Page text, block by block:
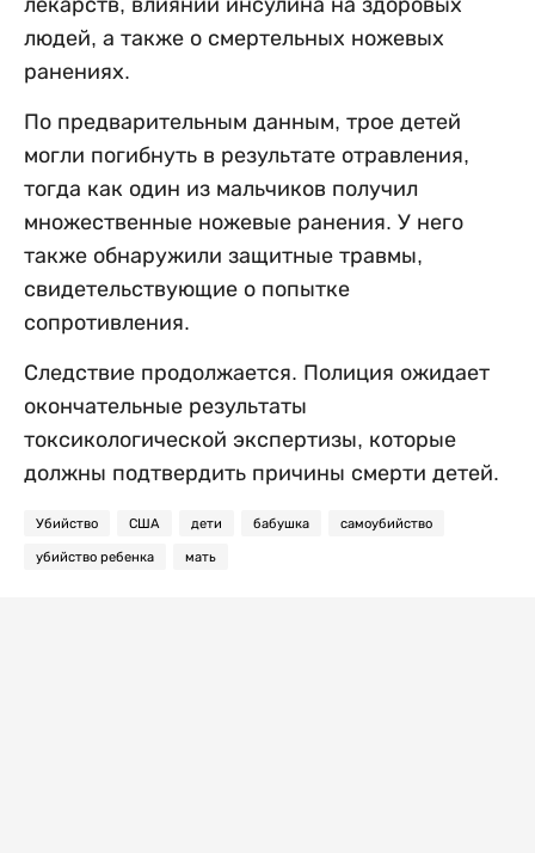
лекарств, влиянии инсулина на здоровых
людей, а также о смертельных ножевых
ранениях.
По предварительным данным, трое детей
могли погибнуть в результате отравления,
тогда как один из мальчиков получил
множественные ножевые ранения. У него
также обнаружили защитные травмы,
свидетельствующие о попытке
сопротивления.
Следствие продолжается. Полиция ожидает
окончательные результаты
токсикологической экспертизы, которые
должны подтвердить причины смерти детей.
Убийство США дети бабушка самоубийство
убийство ребенка мать